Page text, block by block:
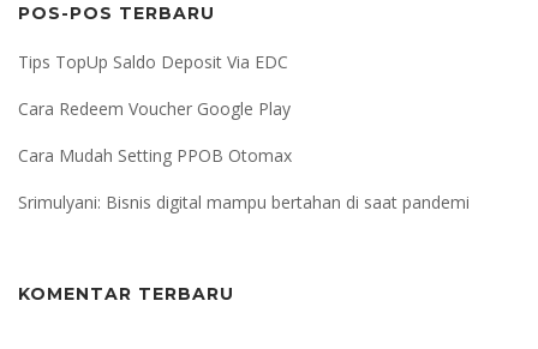
POS-POS TERBARU
Tips TopUp Saldo Deposit Via EDC
Cara Redeem Voucher Google Play
Cara Mudah Setting PPOB Otomax
Srimulyani: Bisnis digital mampu bertahan di saat pandemi
KOMENTAR TERBARU